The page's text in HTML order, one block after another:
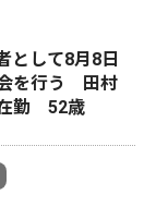
として8月8日
を行う 田村
勤 52歳